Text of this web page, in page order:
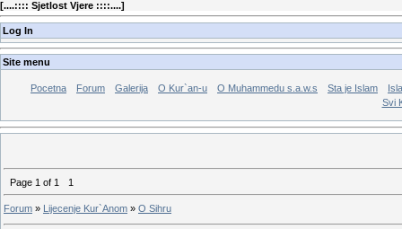
[....:::: Sjetlost Vjere ::::....]
Log In
Site menu
Pocetna Forum Galerija O Kur`an-u O Muhammedu s.a.w.s Sta je Islam
Svi
Page 1 of 1 1
Forum » Lijecenje Kur`Anom » O Sihru